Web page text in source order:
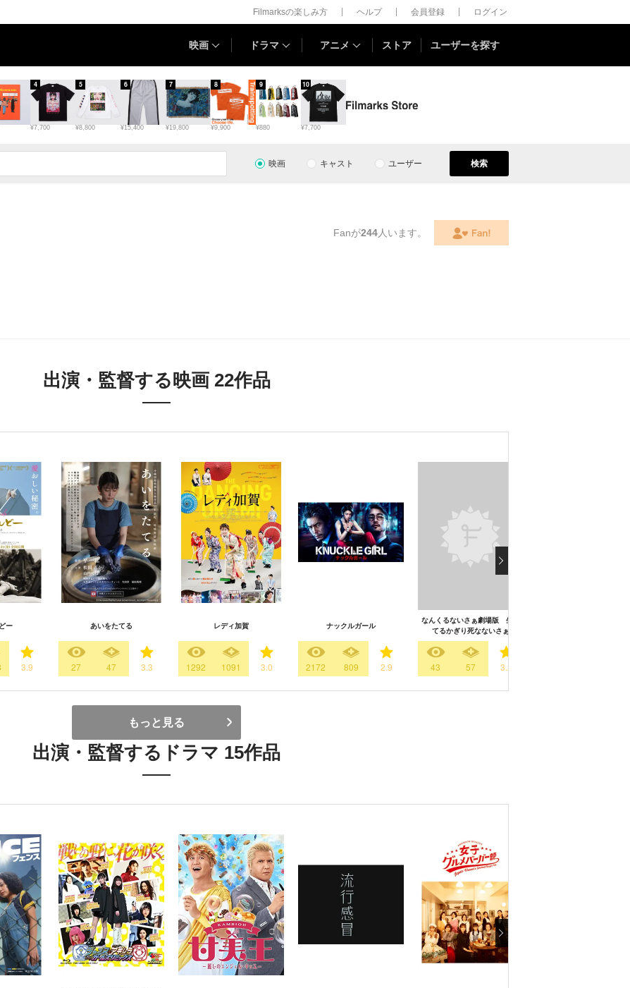
Filmarksの楽しみ方 ヘルプ 会員登録 ログイン
映画 ドラマ アニメ ストア ユーザーを探す
¥7,700
4
¥8,800
5
¥15,400
6
¥19,800
7
¥9,900
8
¥880
9
¥7,700
10
映画 キャスト ユーザー 検索
Fanが244人います。
出演・監督する映画 22作品
ー
3.9
あいをたてる
27 47 3.3
レディ加賀
1292 1091 3.0
ナックルガール
2172 809 2.9
なんくるないさぁ劇場版 生き
てるかぎり死なないさぁ
43 57 3.2
もっと見る
出演・監督するドラマ 15作品